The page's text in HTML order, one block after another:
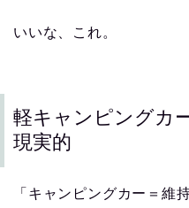
いいな、これ。
軽キャンピングカ
現実的
「キャンピングカー＝維